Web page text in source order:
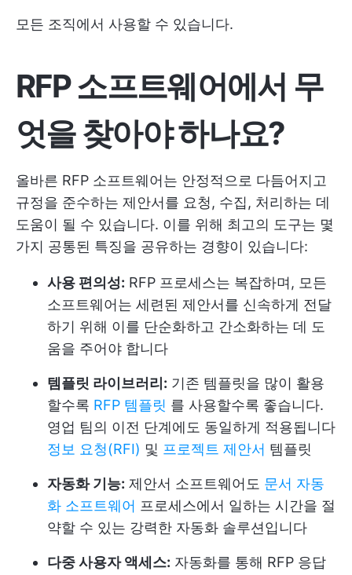
모든 조직에서 사용할 수 있습니다.
RFP 소프트웨어에서 무
엇을 찾아야 하나요?
올바른 RFP 소프트웨어는 안정적으로 다듬어지고
규정을 준수하는 제안서를 요청, 수집, 처리하는 데
도움이 될 수 있습니다. 이를 위해 최고의 도구는 몇
가지 공통된 특징을 공유하는 경향이 있습니다:
사용 편의성: RFP 프로세스는 복잡하며, 모든
소프트웨어는 세련된 제안서를 신속하게 전달
하기 위해 이를 단순화하고 간소화하는 데 도
움을 주어야 합니다
템플릿 라이브러리: 기존 템플릿을 많이 활용
할수록 RFP 템플릿 를 사용할수록 좋습니다.
영업 팀의 이전 단계에도 동일하게 적용됩니다
정보 요청(RFI) 및 프로젝트 제안서 템플릿
자동화 기능: 제안서 소프트웨어도 문서 자동
화 소프트웨어 프로세스에서 일하는 시간을 절
약할 수 있는 강력한 자동화 솔루션입니다
다중 사용자 액세스: 자동화를 통해 RFP 응답